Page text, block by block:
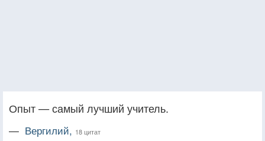
Опыт — самый лучший учитель.
— Вергилий, 18 цитат